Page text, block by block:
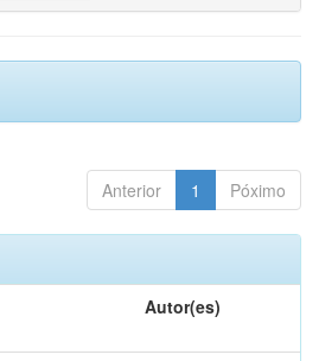
Anterior 1 Póximo
Autor(es)